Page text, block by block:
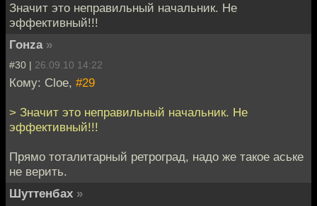
Значит это неправильный начальник. Не
эффективный!!!
Гонzа »
#30 | 26.09.10 14:22
Кому: Cloe, #29
> Значит это неправильный начальник. Не
эффективный!!!
Прямо тоталитарный ретроград, надо же такое аське
не верить.
Шуттенбах »